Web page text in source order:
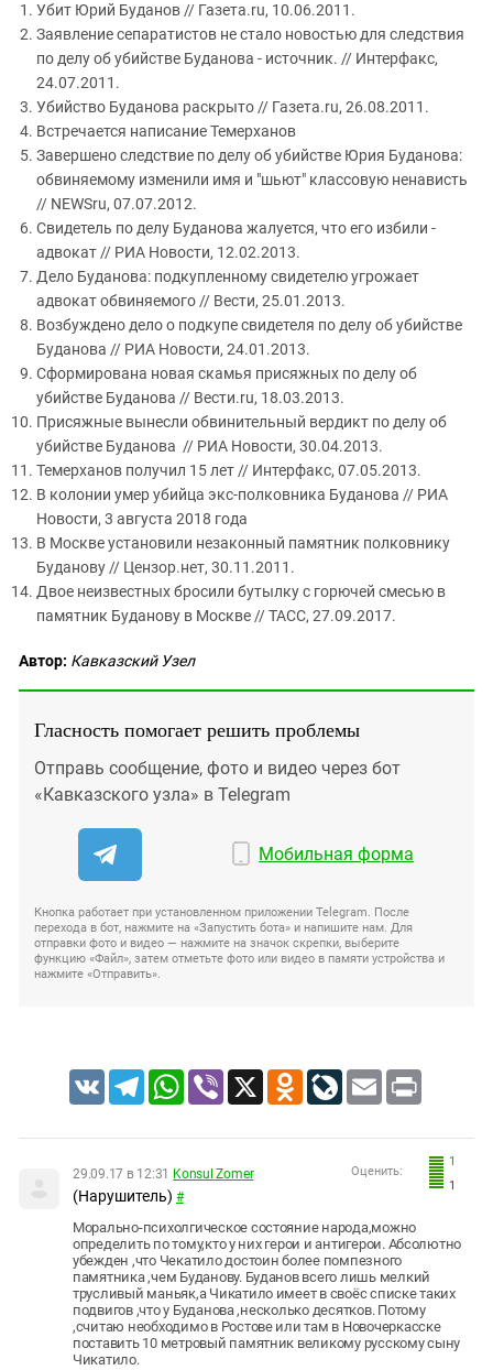
Убит Юрий Буданов // Газета.ru, 10.06.2011.
Заявление сепаратистов не стало новостью для следствия
по делу об убийстве Буданова - источник. // Интерфакс,
24.07.2011.
Убийство Буданова раскрыто // Газета.ru, 26.08.2011.
Встречается написание Темерханов
Завершено следствие по делу об убийстве Юрия Буданова:
обвиняемому изменили имя и "шьют" классовую ненависть
// NEWSru, 07.07.2012.
Свидетель по делу Буданова жалуется, что его избили -
адвокат // РИА Новости, 12.02.2013.
Дело Буданова: подкупленному свидетелю угрожает
адвокат обвиняемого // Вести, 25.01.2013.
Возбуждено дело о подкупе свидетеля по делу об убийстве
Буданова // РИА Новости, 24.01.2013.
Сформирована новая скамья присяжных по делу об
убийстве Буданова // Вести.ru, 18.03.2013.
Присяжные вынесли обвинительный вердикт по делу об
убийстве Буданова // РИА Новости, 30.04.2013.
Темерханов получил 15 лет // Интерфакс, 07.05.2013.
В колонии умер убийца экс-полковника Буданова // РИА
Новости, 3 августа 2018 года
В Москве установили незаконный памятник полковнику
Буданову // Цензор.нет, 30.11.2011.
Двое неизвестных бросили бутылку с горючей смесью в
памятник Буданову в Москве // ТАСС, 27.09.2017.
Автор: Кавказский Узел
Гласность помогает решить проблемы
Отправь сообщение, фото и видео через бот
«Кавказского узла» в Telegram
Мобильная форма
Кнопка работает при установленном приложении Telegram. После
перехода в бот, нажмите на «Запустить бота» и напишите нам. Для
отправки фото и видео — нажмите на значок скрепки, выберите
функцию «Файл», затем отметьте фото или видео в памяти устройства и
нажмите «Отправить».
VK TelegramWhatsApp
Viber X Odnoklassniki
LiveJournal
Email Print
1
1
Оценить:
29.09.17 в 12:31 Konsul Zomer
(Нарушитель) #
Морально-психолгическое состояние народа,можно
определить по тому,кто у них герои и антигерои. Абсолютно
убежден ,что Чекатило достоин более помпезного
памятника ,чем Буданову. Буданов всего лишь мелкий
трусливый маньяк,а Чикатило имеет в своёс списке таких
подвигов ,что у Буданова ,несколько десятков. Потому
,считаю необходимо в Ростове или там в Новочеркасске
поставить 10 метровый памятник великому русскому сыну
Чикатило.